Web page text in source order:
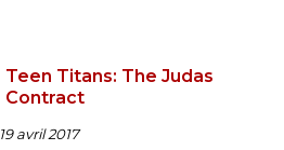
Teen Titans: The Judas
Contract
19 avril 2017